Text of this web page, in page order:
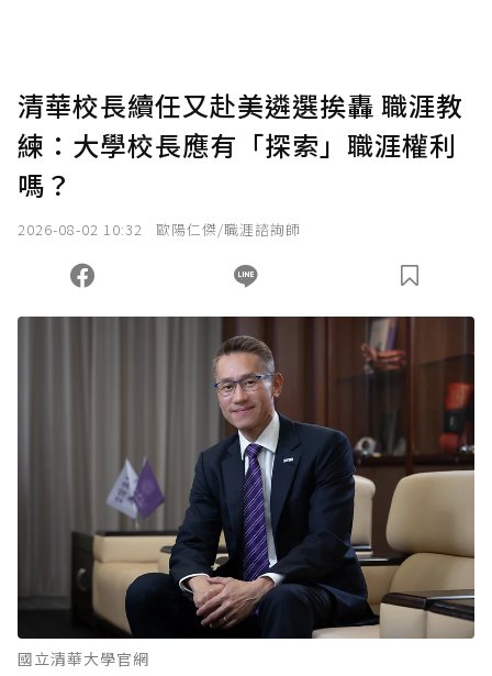
清華校長續任又赴美遴選挨轟 職涯教
練：大學校長應有「探索」職涯權利
嗎？
2026-08-02 10:32 歐陽仁傑/職涯諮詢師
國立清華大學官網